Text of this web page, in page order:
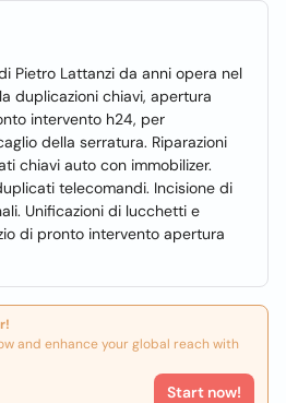
Pietro Lattanzi da anni opera nel
duplicazioni chiavi, apertura
intervento h24, per
della serratura. Riparazioni
chiavi auto con immobilizer.
telecomandi. Incisione di
Unificazioni di lucchetti e
di pronto intervento apertura
and enhance your global reach with
Start now!